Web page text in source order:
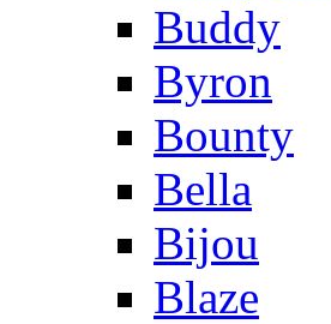
Buddy
Byron
Bounty
Bella
Bijou
Blaze